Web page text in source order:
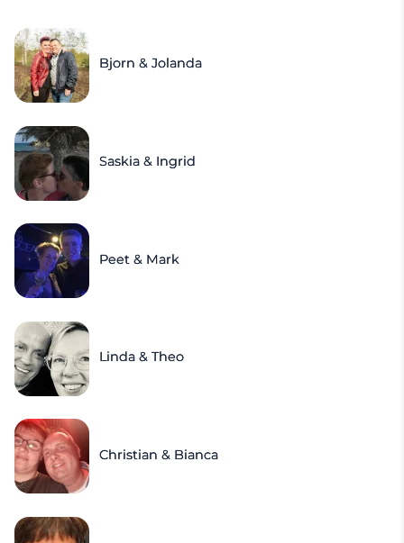
Bjorn & Jolanda
Saskia & Ingrid
Peet & Mark
Linda & Theo
Christian & Bianca